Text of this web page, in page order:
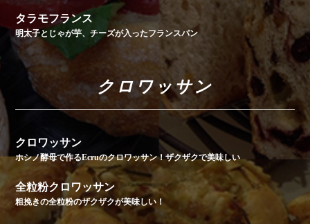
タラモフランス
明太子とじゃが芋、チーズが入ったフランスパン
クロワッサン
クロワッサン
ホシノ酵母で作るEcruのクロワッサン！ザクザクで美味しい
全粒粉クロワッサン
粗挽きの全粒粉のザクザクが美味しい！